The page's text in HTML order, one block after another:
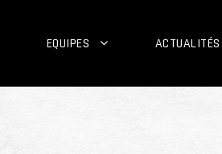
EQUIPES ACTUALITÉS